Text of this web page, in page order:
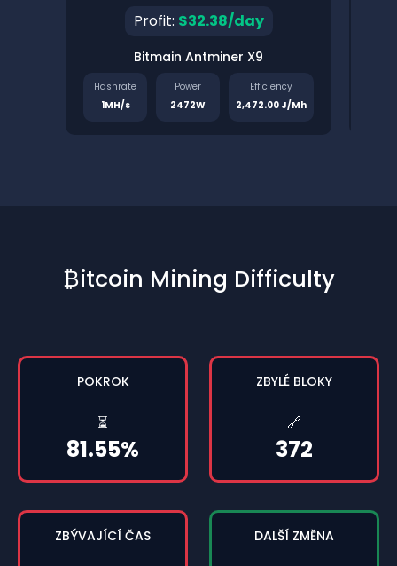
Profit: $32.38/day
Bitmain Antminer X9
Hashrate
1MH/s
Power
2472W
Efficiency
2,472.00 J/Mh
₿itcoin Mining Difficulty
POKROK
⏳
81.55%
ZBYLÉ BLOKY
🔗
372
ZBÝVAJÍCÍ ČAS DALŠÍ ZMĚNA